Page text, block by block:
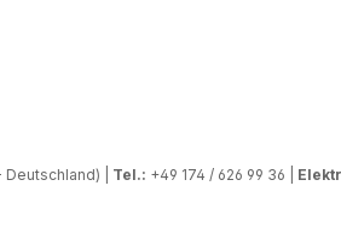
| Tel.: +49 174 / 626 99 36 |